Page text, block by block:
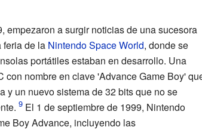
empezaron a surgir noticias de una sucesora
feria de la Nintendo Space World, donde se
portátiles estaban en desarrollo. Una
con nombre en clave 'Advance Game Boy'
y un nuevo sistema de 32 bits que no se
El 1 de septiembre de 1999, Nintendo
Boy Advance, incluyendo las